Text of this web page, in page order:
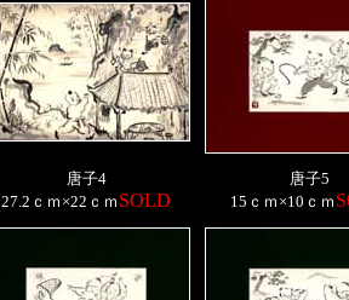
唐子4
27.2ｃｍ×22ｃｍ SOLD
唐子5
15ｃｍ×10ｃｍ